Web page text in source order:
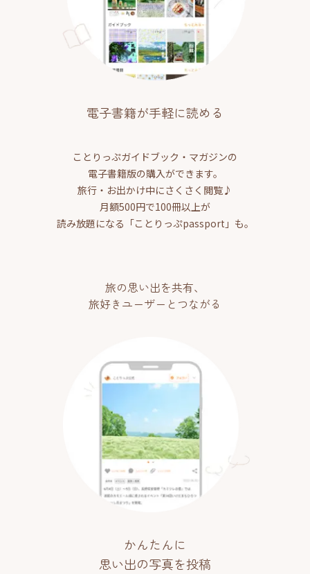
電子書籍が手軽に読める
ことりっぷガイドブック・マガジンの
電子書籍版の購入ができます。
旅行・お出かけ中にさくさく閲覧♪
月額500円で100冊以上が
読み放題になる「ことりっぷpassport」も。
旅の思い出を共有、
旅好きユーザーとつながる
かんたんに
思い出の写真を投稿